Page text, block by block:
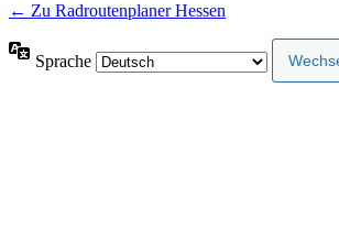
← Zu Radroutenplaner Hessen
Sprache